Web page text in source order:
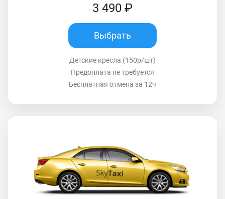
3 490 ₽
Выбрать
Детские кресла (150р/шт)
Предоплата не требуется
Бесплатная отмена за 12ч